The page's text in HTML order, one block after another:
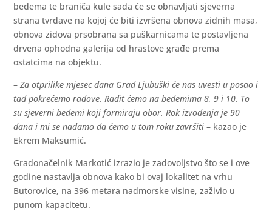
bedema te braniča kule sada će se obnavljati sjeverna
strana tvrđave na kojoj će biti izvršena obnova zidnih masa,
obnova zidova prsobrana sa puškarnicama te postavljena
drvena ophodna galerija od hrastove građe prema
ostatcima na objektu.
–Za otprilike mjesec dana Grad Ljubuški će nas uvesti u posao i
tad pokrećemo radove. Radit ćemo na bedemima 8, 9 i 10. To
su sjeverni bedemi koji formiraju obor. Rok izvođenja je 90
dana i mi se nadamo da ćemo u tom roku završiti – kazao je
Ekrem Maksumić.
Gradonačelnik Markotić izrazio je zadovoljstvo što se i ove
godine nastavlja obnova kako bi ovaj lokalitet na vrhu
Butorovice, na 396 metara nadmorske visine, zaživio u
punom kapacitetu.